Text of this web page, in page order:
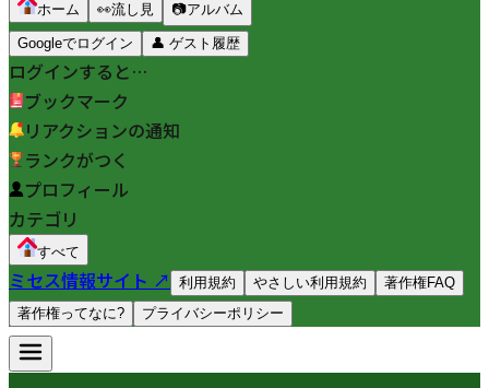
ホーム
👀流し見 📷アルバム
Googleでログイン 👤 ゲスト履歴
ログインすると…
ブックマーク
リアクションの通知
ランクがつく
プロフィール
カテゴリ
すべて
ミセス情報サイト ↗ 利用規約 やさしい利用規約
著作権FAQ
著作権ってなに?
プライバシーポリシー